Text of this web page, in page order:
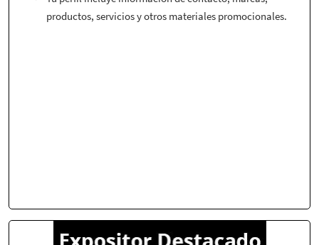
productos, servicios y otros materiales promocionales.